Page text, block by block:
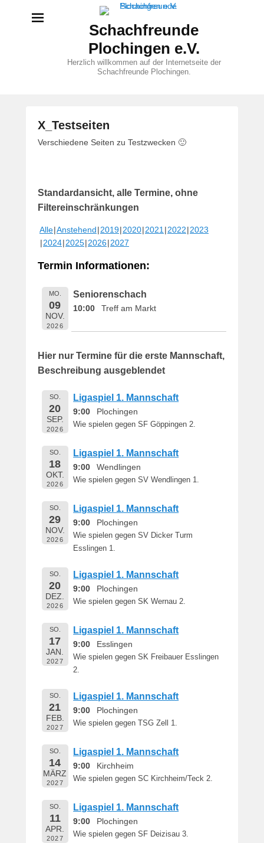
Schachfreunde
Plochingen e.V.
Herzlich willkommen auf der Internetseite der
Schachfreunde Plochingen.
X_Testseiten
V
f
f
n
1
.
M
h
d
M
Verschiedene Seiten zu Testzwecken 🙂
Standardansicht, alle Termine, ohne
Filtereinschränkungen
Alle Anstehend 2019 2020 2021 2022 2023
2024 2025 2026 2027
Termin Informationen:
MO.
09
NOV.
2026
Seniorenschach
10:00 Treff am Markt
Hier nur Termine für die erste Mannschaft,
Beschreibung ausgeblendet
SO.
20
SEP.
2026
Ligaspiel 1. Mannschaft
9:00 Plochingen
Wie spielen gegen SF Göppingen 2.
SO.
18
OKT.
2026
Ligaspiel 1. Mannschaft
9:00 Wendlingen
Wie spielen gegen SV Wendlingen 1.
SO.
29
NOV.
2026
Ligaspiel 1. Mannschaft
9:00 Plochingen
Wie spielen gegen SV Dicker Turm
Esslingen 1.
SO.
20
DEZ.
2026
Ligaspiel 1. Mannschaft
9:00 Plochingen
Wie spielen gegen SK Wernau 2.
SO.
17
JAN.
2027
Ligaspiel 1. Mannschaft
9:00 Esslingen
Wie spielen gegen SK Freibauer Esslingen
2.
SO.
21
FEB.
2027
Ligaspiel 1. Mannschaft
9:00 Plochingen
Wie spielen gegen TSG Zell 1.
SO.
14
MÄRZ
2027
Ligaspiel 1. Mannschaft
9:00 Kirchheim
Wie spielen gegen SC Kirchheim/Teck 2.
SO.
11
APR.
2027
Ligaspiel 1. Mannschaft
9:00 Plochingen
Wie spielen gegen SF Deizisau 3.